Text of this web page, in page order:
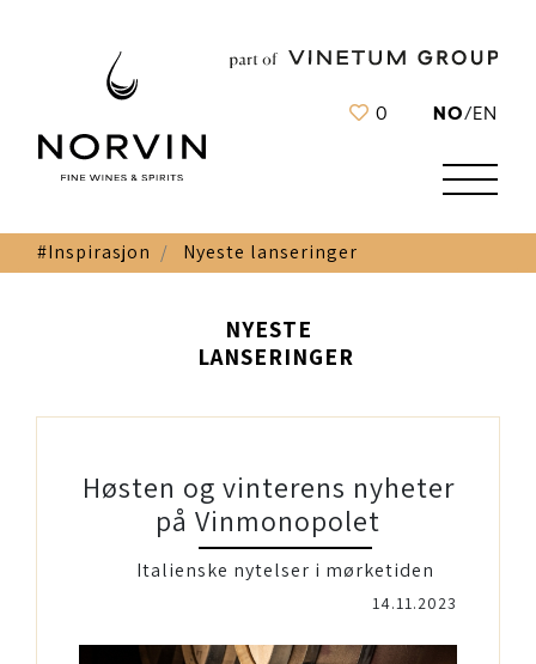
0 NO/EN
#Inspirasjon Nyeste lanseringer
NYESTE
LANSERINGER
Høsten og vinterens nyheter
på Vinmonopolet
Italienske nytelser i mørketiden
14.11.2023